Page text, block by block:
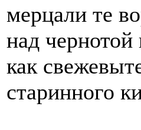
мерцали те
над
как
старинного